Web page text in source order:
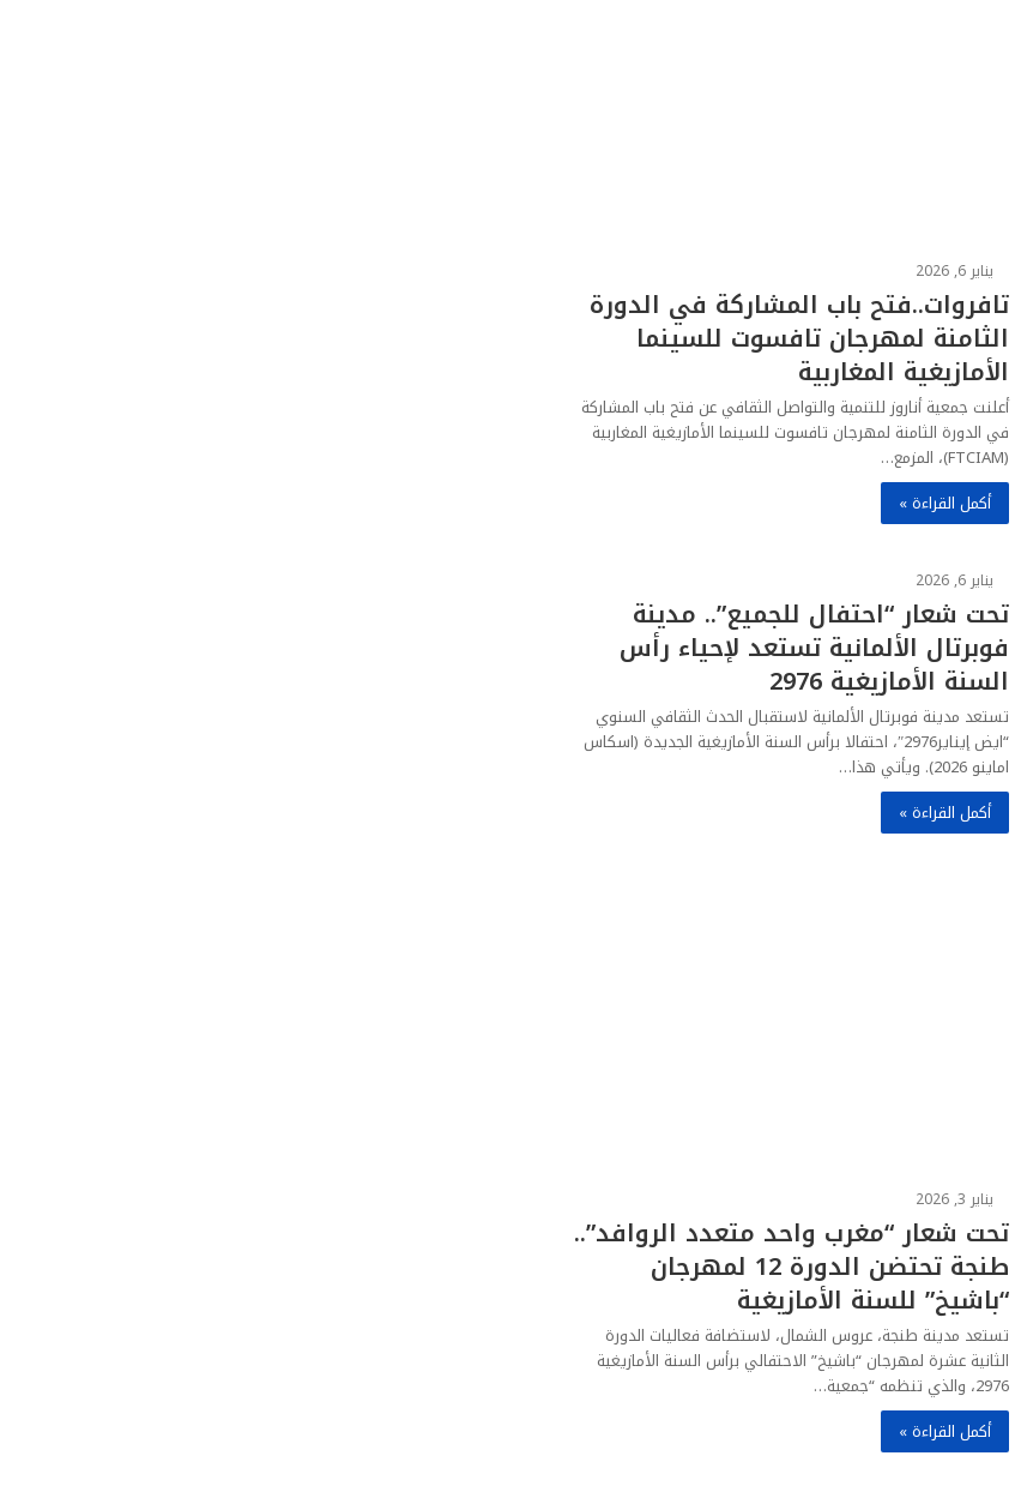
يناير 6, 2026
تافروات..فتح باب المشاركة في الدورة
الثامنة لمهرجان تافسوت للسينما
الأمازيغية المغاربية
أعلنت جمعية أناروز للتنمية والتواصل الثقافي عن فتح باب المشاركة
في الدورة الثامنة لمهرجان تافسوت للسينما الأمازيغية المغاربية
(FTCIAM)، المزمع…
أكمل القراءة »
يناير 6, 2026
تحت شعار “احتفال للجميع”.. مدينة
فوبرتال الألمانية تستعد لإحياء رأس
السنة الأمازيغية 2976
تستعد مدينة فوبرتال الألمانية لاستقبال الحدث الثقافي السنوي
“ايض إيناير2976″، احتفالا برأس السنة الأمازيغية الجديدة (اسكاس
اماينو 2026). ويأتي هذا…
أكمل القراءة »
يناير 3, 2026
تحت شعار “مغرب واحد متعدد الروافد”..
طنجة تحتضن الدورة 12 لمهرجان
“باشيخ” للسنة الأمازيغية
​تستعد مدينة طنجة، عروس الشمال، لاستضافة فعاليات الدورة
الثانية عشرة لمهرجان “باشيخ” الاحتفالي برأس السنة الأمازيغية
2976، والذي تنظمه “جمعية…
أكمل القراءة »